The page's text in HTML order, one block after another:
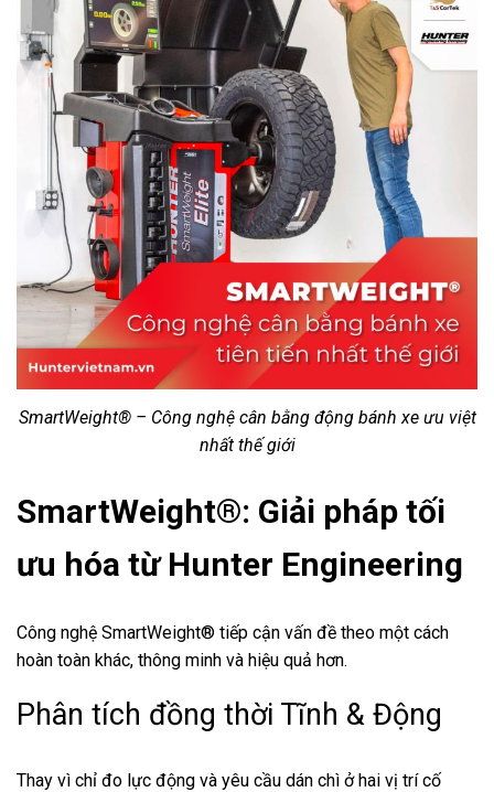
SmartWeight® – Công nghệ cân bằng động bánh xe ưu việt
nhất thế giới
SmartWeight®: Giải pháp tối
ưu hóa từ Hunter Engineering
Công nghệ SmartWeight® tiếp cận vấn đề theo một cách
hoàn toàn khác, thông minh và hiệu quả hơn.
Phân tích đồng thời Tĩnh & Động
Thay vì chỉ đo lực động và yêu cầu dán chì ở hai vị trí cố